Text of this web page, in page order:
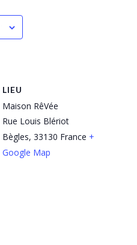
LIEU
Maison RêVée
Rue Louis Blériot
Bègles, 33130 France +
Google Map